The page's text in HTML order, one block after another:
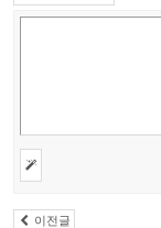
이전글